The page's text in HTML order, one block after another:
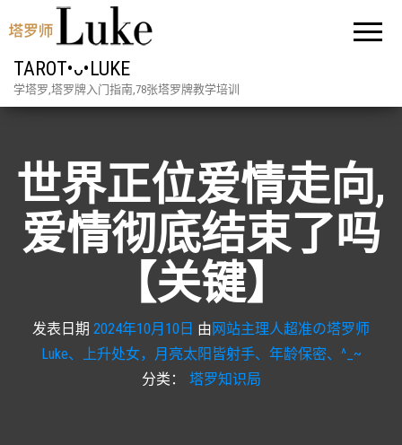
TAROT•ᴗ•LUKE
学塔罗,塔罗牌入门指南,78张塔罗牌教学培训
世界正位爱情走向,
爱情彻底结束了吗
【关键】
发表日期 2024年10月10日 由网站主理人超准の塔罗师
Luke、上升处女，月亮太阳皆射手、年龄保密、^_~
分类：
塔罗知识局